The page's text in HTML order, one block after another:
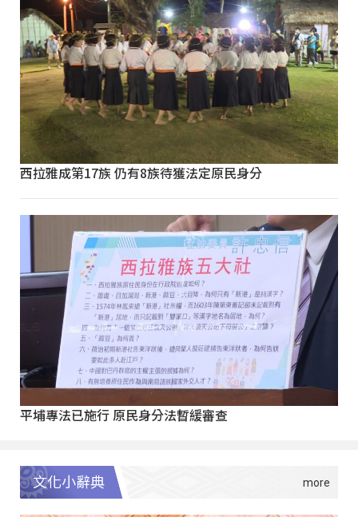
西拉雅成第17族 仍有8族待獲法定原民身分
平埔專法已施行 原民身分法暫緩審查
文化小辭典